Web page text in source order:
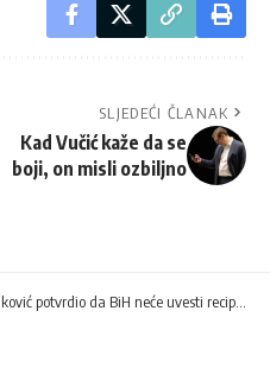
SLJEDEĆI ČLANAK
Kad Vučić kaže da se
boji, on misli ozbiljno
potvrdio da BiH neće uvesti recipročne carine Srbiji